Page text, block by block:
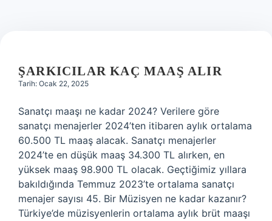
ŞARKICILAR KAÇ MAAŞ ALIR
Tarih: Ocak 22, 2025
Sanatçı maaşı ne kadar 2024? Verilere göre
sanatçı menajerler 2024’ten itibaren aylık ortalama
60.500 TL maaş alacak. Sanatçı menajerler
2024’te en düşük maaş 34.300 TL alırken, en
yüksek maaş 98.900 TL olacak. Geçtiğimiz yıllara
bakıldığında Temmuz 2023’te ortalama sanatçı
menajer sayısı 45. Bir Müzisyen ne kadar kazanır?
Türkiye’de müzisyenlerin ortalama aylık brüt maaşı